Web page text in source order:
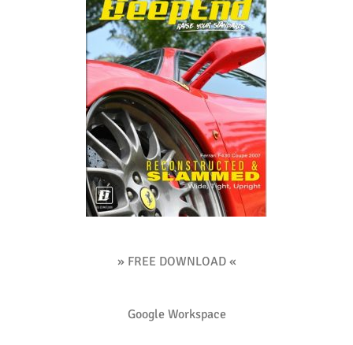
» FREE DOWNLOAD «
Google Workspace